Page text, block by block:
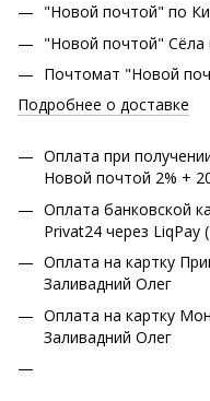
"Новой почтой" по
"Новой почтой"
Почтомат "Новой
Подробнее о доставке
Оплата при
Новой почтой 2% +
Оплата банковской
Privat24 через LiqPay
Оплата на картку
Заливадний Олег
Оплата на картку
Заливадний Олег